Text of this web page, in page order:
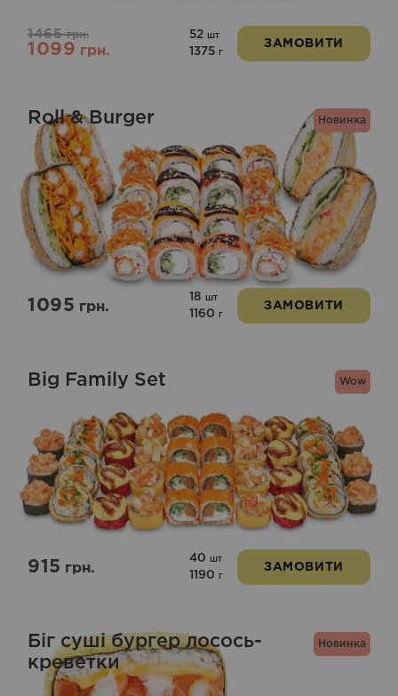
1465грн.
1099грн.
52 шт
1375 г
ЗАМОВИТИ
Новинка
Roll & Burger
1095грн.
18 шт
1160 г
ЗАМОВИТИ
Wow
Big Family Set
915грн.
40 шт
1190 г
ЗАМОВИТИ
Новинка
Біг суші бургер лосось-
креветки